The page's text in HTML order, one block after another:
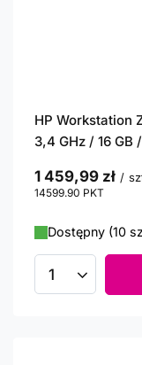
HP Workstation
3,4 GHz / 16 GB
1 459,99 zł /
14599.90 PKT
Dostępny (10
Ilość produktów